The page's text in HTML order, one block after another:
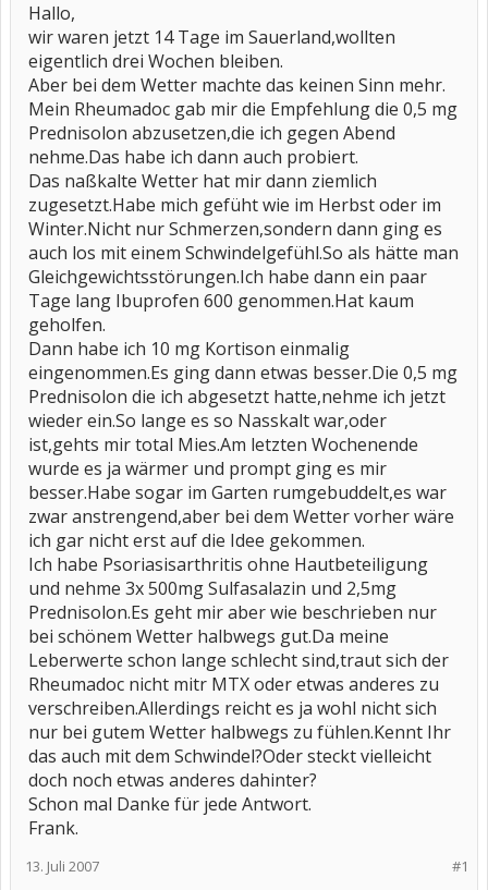
Hallo,
wir waren jetzt 14 Tage im Sauerland,wollten
eigentlich drei Wochen bleiben.
Aber bei dem Wetter machte das keinen Sinn mehr.
Mein Rheumadoc gab mir die Empfehlung die 0,5 mg
Prednisolon abzusetzen,die ich gegen Abend
nehme.Das habe ich dann auch probiert.
Das naßkalte Wetter hat mir dann ziemlich
zugesetzt.Habe mich gefüht wie im Herbst oder im
Winter.Nicht nur Schmerzen,sondern dann ging es
auch los mit einem Schwindelgefühl.So als hätte man
Gleichgewichtsstörungen.Ich habe dann ein paar
Tage lang Ibuprofen 600 genommen.Hat kaum
geholfen.
Dann habe ich 10 mg Kortison einmalig
eingenommen.Es ging dann etwas besser.Die 0,5 mg
Prednisolon die ich abgesetzt hatte,nehme ich jetzt
wieder ein.So lange es so Nasskalt war,oder
ist,gehts mir total Mies.Am letzten Wochenende
wurde es ja wärmer und prompt ging es mir
besser.Habe sogar im Garten rumgebuddelt,es war
zwar anstrengend,aber bei dem Wetter vorher wäre
ich gar nicht erst auf die Idee gekommen.
Ich habe Psoriasisarthritis ohne Hautbeteiligung
und nehme 3x 500mg Sulfasalazin und 2,5mg
Prednisolon.Es geht mir aber wie beschrieben nur
bei schönem Wetter halbwegs gut.Da meine
Leberwerte schon lange schlecht sind,traut sich der
Rheumadoc nicht mitr MTX oder etwas anderes zu
verschreiben.Allerdings reicht es ja wohl nicht sich
nur bei gutem Wetter halbwegs zu fühlen.Kennt Ihr
das auch mit dem Schwindel?Oder steckt vielleicht
doch noch etwas anderes dahinter?
Schon mal Danke für jede Antwort.
Frank.
#1
13. Juli 2007